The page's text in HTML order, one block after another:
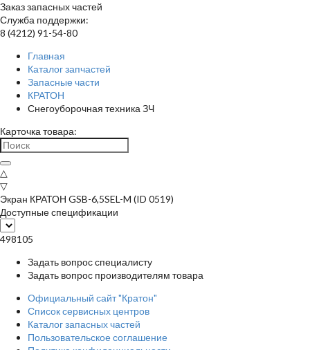
Заказ запасных частей
Служба поддержки:
8 (4212) 91-54-80
Главная
Каталог запчастей
Запасные части
КРАТОН
Снегоуборочная техника ЗЧ
Карточка товара:
△
▽
Экран КРАТОН GSB-6,5SEL-M (ID 0519)
Доступные спецификации
498105
Задать вопрос специалисту
Задать вопрос производителям товара
Официальный сайт "Кратон"
Список сервисных центров
Каталог запасных частей
Пользовательское соглашение